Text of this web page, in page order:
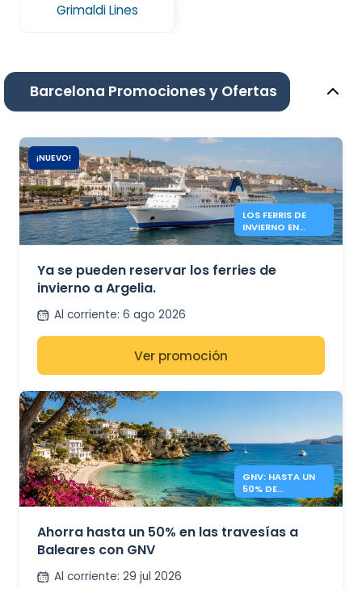
Grimaldi Lines
Barcelona Promociones y Ofertas
¡NUEVO!
LOS FERRIS DE
INVIERNO EN
ARGELIA YA
OPERATIVOS.
Ya se pueden reservar los ferries de
invierno a Argelia.
Al corriente: 6 ago 2026
Ver promoción
GNV: HASTA UN
50% DE
DESCUENTO A
Ahorra hasta un 50% en las travesías a
Baleares con GNV
Al corriente: 29 jul 2026